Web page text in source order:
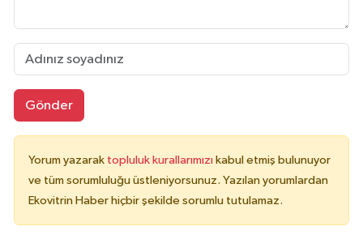
Gönder
Yorum yazarak topluluk kurallarımızı kabul etmiş bulunuyor
ve tüm sorumluluğu üstleniyorsunuz. Yazılan yorumlardan
Ekovitrin Haber hiçbir şekilde sorumlu tutulamaz.